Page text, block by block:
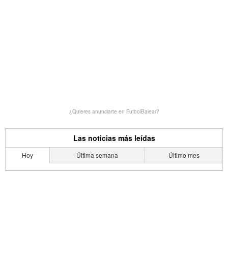
¿Quieres anunciarte en FutbolBalear?
Las noticias más leídas
Hoy Última semana Último mes